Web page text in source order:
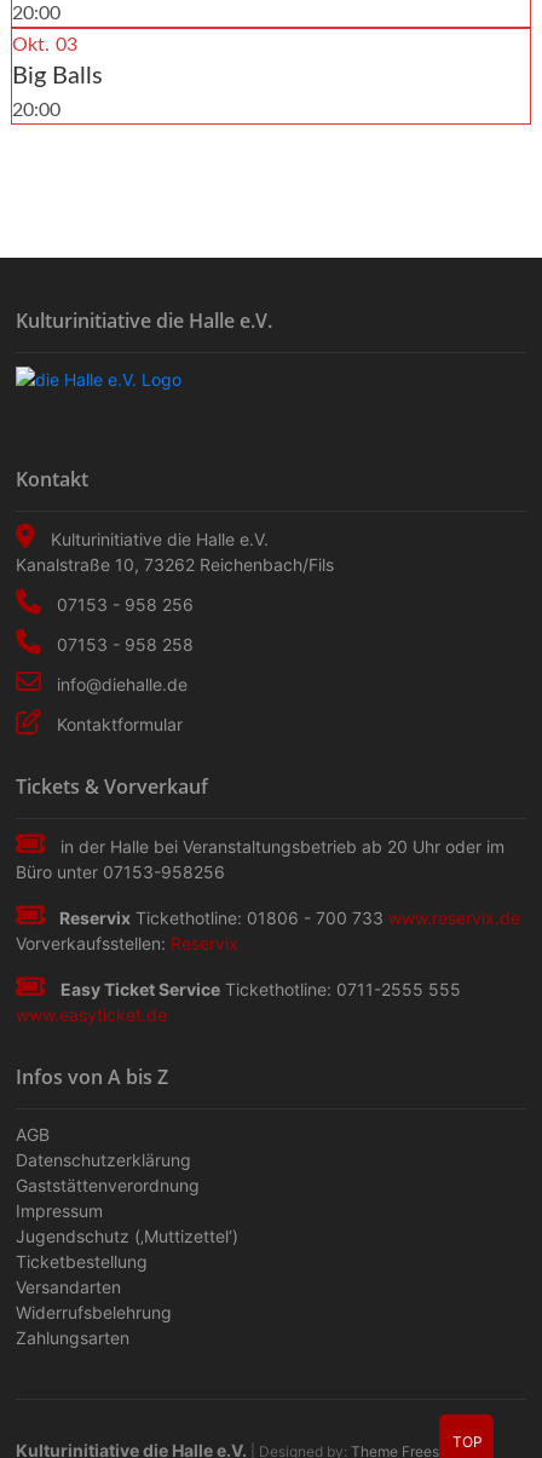
20:00
Okt. 03
Big Balls
20:00
Kulturinitiative die Halle e.V.
Kontakt
Kulturinitiative die Halle e.V.
Kanalstraße 10,73262 Reichenbach/Fils
07153 - 958 256
07153 - 958 258
info@diehalle.de
Kontaktformular
Tickets & Vorverkauf
in der Halle bei Veranstaltungs­betrieb ab 20 Uhr oder im
Büro unter 07153-958256
ReservixTickethotline: 01806 - 700 733 www.reservix.de
Vorverkaufsstellen: Reservix
Easy Ticket ServiceTickethotline: 0711-2555 555
www.easyticket.de
Infos von A bis Z
AGB
Datenschutzerklärung
Gaststättenverordnung
Impressum
Jugendschutz (‚Muttizettel‘)
Ticketbestellung
Versandarten
Widerrufsbelehrung
Zahlungsarten
Kulturinitiative die Halle e.V. | Designed by:Theme Freesia |
TOP